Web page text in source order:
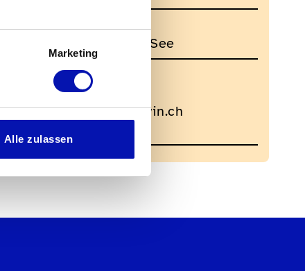
Marketing
Alle zulassen
Veranstaltungsort
Gormund - Beinwil am See
Kontakt für Rückfragen
Helen Portmann
helen_portmann@bluewin.ch